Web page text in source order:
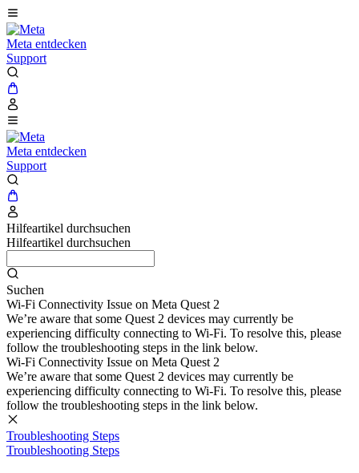
Meta entdecken
Support
Meta entdecken
Support
Hilfeartikel durchsuchen
Hilfeartikel durchsuchen
Suchen
Wi-Fi Connectivity Issue on Meta Quest 2
We’re aware that some Quest 2 devices may currently be
experiencing difficulty connecting to Wi-Fi. To resolve this, please
follow the troubleshooting steps in the link below.
Wi-Fi Connectivity Issue on Meta Quest 2
We’re aware that some Quest 2 devices may currently be
experiencing difficulty connecting to Wi-Fi. To resolve this, please
follow the troubleshooting steps in the link below.
Troubleshooting Steps
Troubleshooting Steps